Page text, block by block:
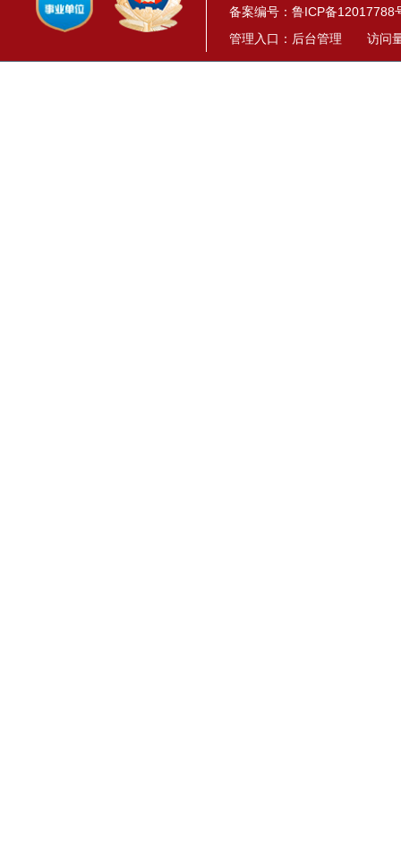
备案编号： 鲁ICP备12017788
管理入口： 后台管理 访问量